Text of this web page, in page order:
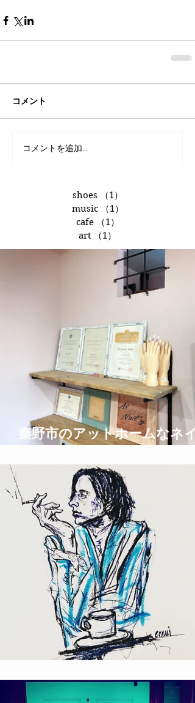
コメント
コメントを追加…
shoes （1）
music
（1）
cafe
（1）
art
（1）
秦野市のアットホームなネイ